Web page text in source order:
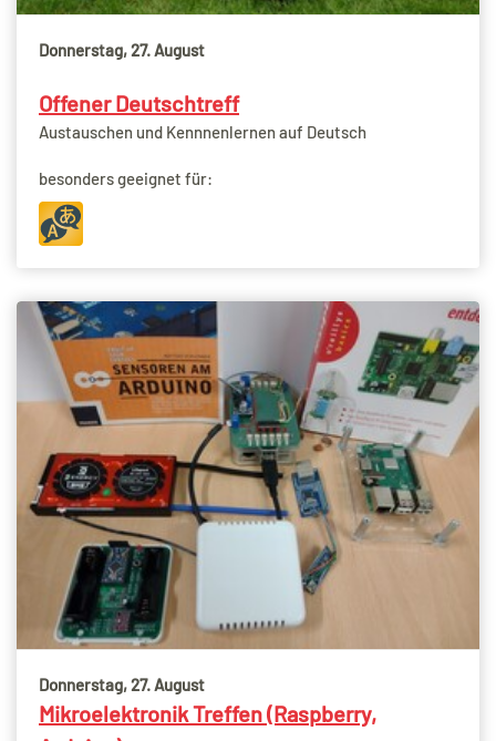
Donnerstag, 27. August
Offener Deutschtreff
Austauschen und Kennnenlernen auf Deutsch
besonders geeignet für:
Donnerstag, 27. August
Mikroelektronik Treffen (Raspberry,